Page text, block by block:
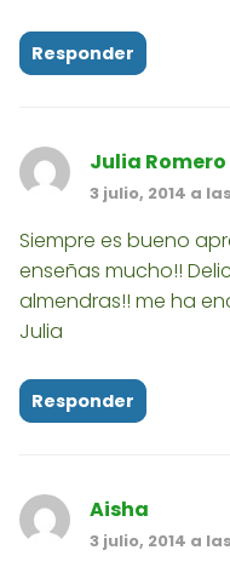
Responder
Julia Romero
3 julio, 2014 a las
Siempre es bueno
enseñas mucho!!
almendras!! me ha
Julia
Responder
Aisha
3 julio, 2014 a